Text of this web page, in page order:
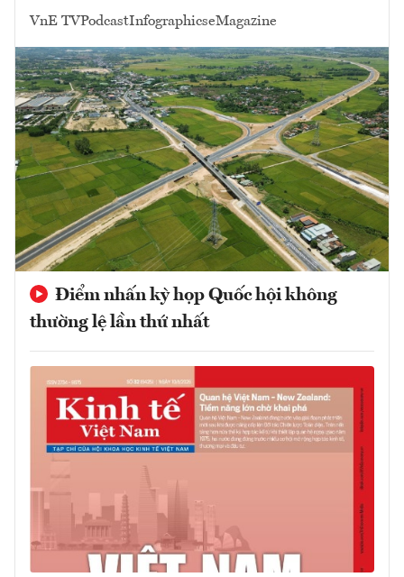
VnE TVPodcastInfographicseMagazine
Điểm nhấn kỳ họp Quốc hội không
thường lệ lần thứ nhất